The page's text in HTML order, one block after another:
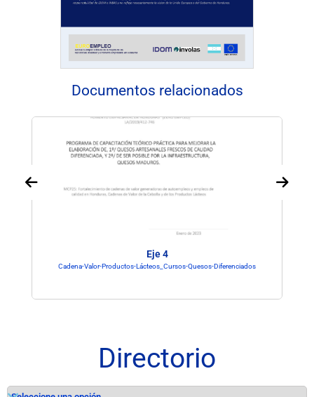
Documentos relacionados
Eje 4
Cadena-Valor-Productos-Lácteos_Cursos-Quesos-Diferenciados
Directorio